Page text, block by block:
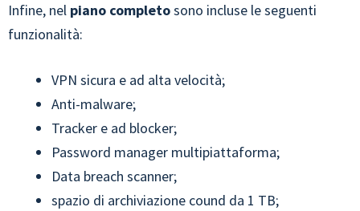
Infine, nel piano completosono incluse le seguenti
funzionalità:
VPN sicura e ad alta velocità;
Anti-malware;
Tracker e ad blocker;
Password manager multipiattaforma;
Data breach scanner;
spazio di archiviazione cound da 1 TB;